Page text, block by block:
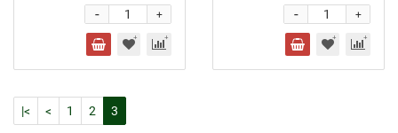
+
- +
-
|< < 1 2 3